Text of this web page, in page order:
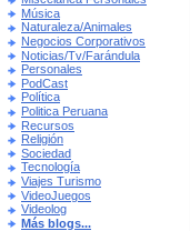
Música
Naturaleza/Animales
Negocios Corporativos
Noticias/Tv/Farándula
Personales
PodCast
Política
Politica Peruana
Recursos
Religión
Sociedad
Tecnología
Viajes Turismo
VideoJuegos
Videolog
Más blogs...